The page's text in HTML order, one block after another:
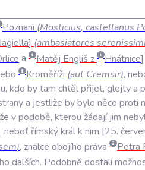
Poznani (Mosticius, castellanus
(ambasiatores
a Matěj Engliš z Hnátnice
Kroměříži (aut Cremsir),
, kdo bytam chtělpřijet, glejtya
a jestliže bybylo něco proti
že vpodobě, kterou žádají jim
, neboť římskýkrálk nim 25.
), znalce obojího práva Petra
dalších. Podobně dostali